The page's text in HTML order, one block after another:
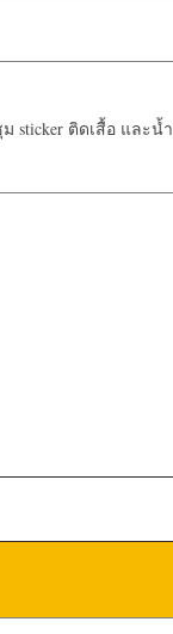
sticker ติดเสื้อ และน้ำ